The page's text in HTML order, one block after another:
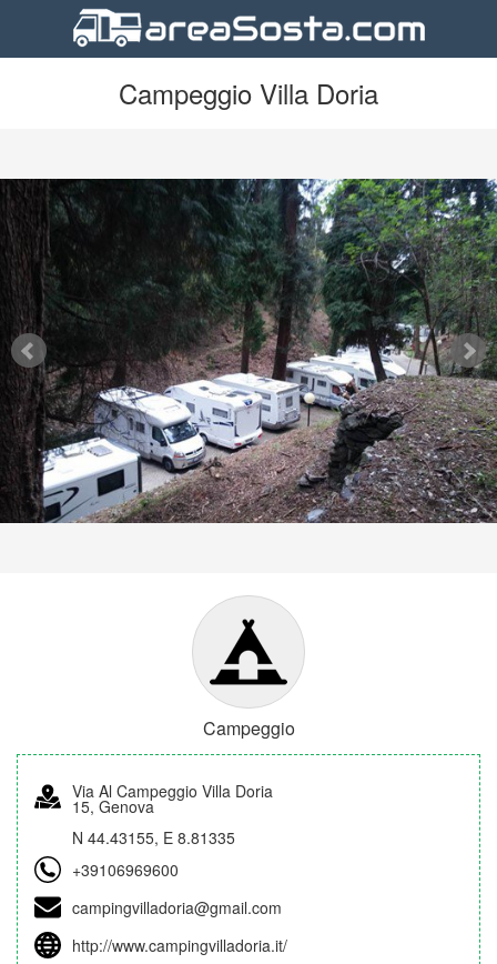
Campeggio Villa Doria
Campeggio
Via Al Campeggio Villa Doria
15, Genova
N 44.43155, E 8.81335
+39106969600
campingvilladoria@gmail.com
http://www.campingvilladoria.it/